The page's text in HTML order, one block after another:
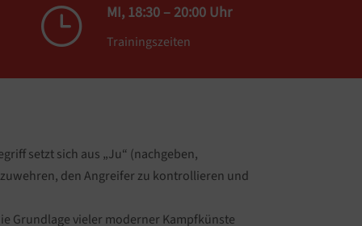
} MI, 18:30 – 20:00 Uhr
Trainingszeiten
setzt sich aus „Ju“ (nachgeben,
den Angreifer zu kontrollieren und
Grundlage vieler moderner Kampfkünste